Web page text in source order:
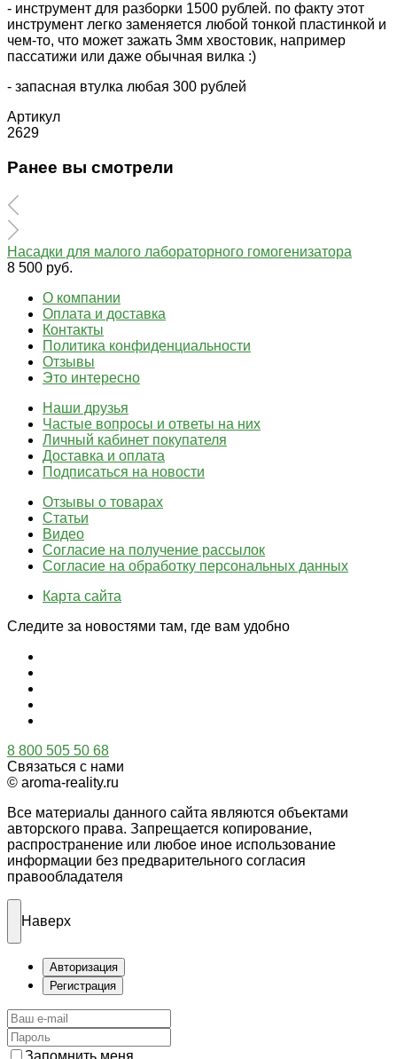
- инструмент для разборки 1500 рублей. по факту этот
инструмент легко заменяется любой тонкой пластинкой и
чем-то, что может зажать 3мм хвостовик, например
пассатижи или даже обычная вилка :)
- запасная втулка любая 300 рублей
Артикул
2629
Ранее вы смотрели
Насадки для малого лабораторного гомогенизатора
8 500 руб.
О компании
Оплата и доставка
Контакты
Политика конфиденциальности
Отзывы
Это интересно
Наши друзья
Частые вопросы и ответы на них
Личный кабинет покупателя
Доставка и оплата
Подписаться на новости
Отзывы о товарах
Статьи
Видео
Согласие на получение рассылок
Согласие на обработку персональных данных
Карта сайта
Следите за новостями там, где вам удобно
8 800 505 50 68
Связаться с нами
© aroma-reality.ru
Все материалы данного сайта являются объектами
авторского права. Запрещается копирование,
распространение или любое иное использование
информации без предварительного согласия
правообладателя
Наверх
Авторизация
Регистрация
Запомнить меня